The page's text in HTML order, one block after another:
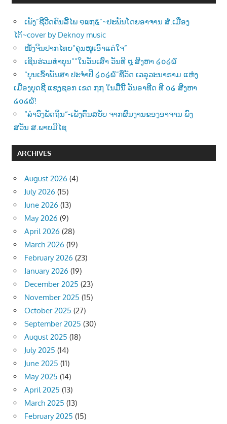
ເພັງ”ຊີວີດຄົນລີ້ໄພ ໑໙໗໕”~ປະພັນໂດຍອາຈານ ສໍ.ເມືອງ
ໄຕ້~cover by Deknoy music
ໜັງຈີນປາກໄທຍ”ຄຸນໜູເອົາແຕ່ໃຈ”
ເຊີນຮ່ວມທຳບຸນ””ໃນວັນເສົາ ວັນທີ ໘ ສີງຫາ ໒໐໒໖
“ບຸນເຂົ້າພັນສາ ປະຈຳປີ ໒໐໒໖”ທີ່ວັດ ເວລຸວະນາຣາມ ແຫ່ງ
ເມືອງບຸດຊີ ແຊງຊອກ ເຂດ ໗໗ ໃນມື້ນີ້ ວັນອາທີດ ທີ ໐໒ ສີງຫາ
໒໐໒໖!
“ລຳວົງພັດຖິ່ນ“-ເພັງຕົ້ນສບັບ ຈາກຜົນງານຂອງອາຈານ ພົງ
ສວັນ ສ.ພາບມີໄຊ
ARCHIVES
August 2026 (4)
July 2026 (15)
June 2026 (13)
May 2026 (9)
April 2026 (28)
March 2026 (19)
February 2026 (23)
January 2026 (19)
December 2025 (23)
November 2025 (15)
October 2025 (27)
September 2025 (30)
August 2025 (18)
July 2025 (14)
June 2025 (11)
May 2025 (14)
April 2025 (13)
March 2025 (13)
February 2025 (15)